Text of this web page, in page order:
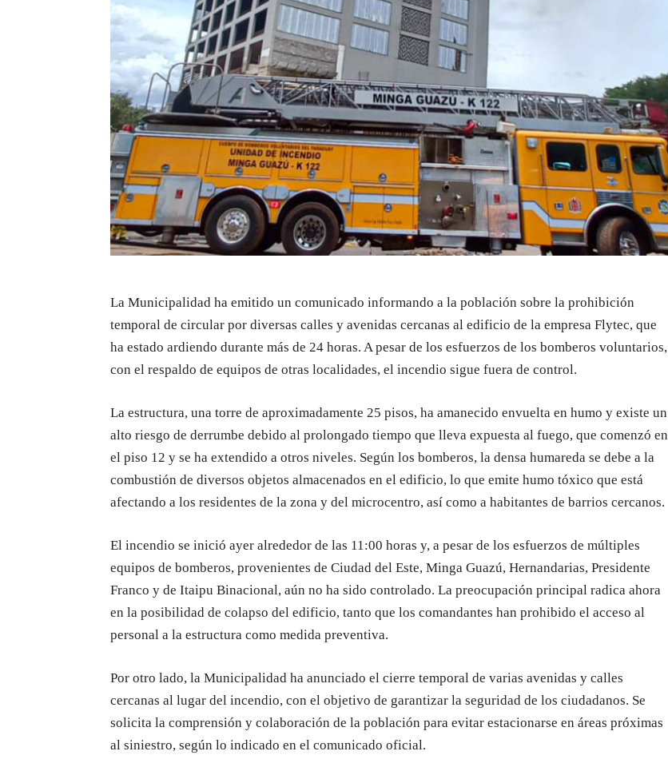
La Municipalidad ha emitido un comunicado informando a la población sobre la prohibición
temporal de circular por diversas calles y avenidas cercanas al edificio de la empresa Flytec, que
ha estado ardiendo durante más de 24 horas. A pesar de los esfuerzos de los bomberos voluntarios,
con el respaldo de equipos de otras localidades, el incendio sigue fuera de control.
La estructura, una torre de aproximadamente 25 pisos, ha amanecido envuelta en humo y existe un
alto riesgo de derrumbe debido al prolongado tiempo que lleva expuesta al fuego, que comenzó en
el piso 12 y se ha extendido a otros niveles. Según los bomberos, la densa humareda se debe a la
combustión de diversos objetos almacenados en el edificio, lo que emite humo tóxico que está
afectando a los residentes de la zona y del microcentro, así como a habitantes de barrios cercanos.
El incendio se inició ayer alrededor de las 11:00 horas y, a pesar de los esfuerzos de múltiples
equipos de bomberos, provenientes de Ciudad del Este, Minga Guazú, Hernandarias, Presidente
Franco y de Itaipu Binacional, aún no ha sido controlado. La preocupación principal radica ahora
en la posibilidad de colapso del edificio, tanto que los comandantes han prohibido el acceso al
personal a la estructura como medida preventiva.
Por otro lado, la Municipalidad ha anunciado el cierre temporal de varias avenidas y calles
cercanas al lugar del incendio, con el objetivo de garantizar la seguridad de los ciudadanos. Se
solicita la comprensión y colaboración de la población para evitar estacionarse en áreas próximas
al siniestro, según lo indicado en el comunicado oficial.